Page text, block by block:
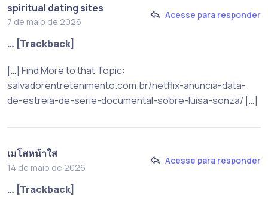
spiritual dating sites
7 de maio de 2026
Acesse para responder
… [Trackback]
[…] Find More to that Topic:
salvadorentretenimento.com.br/netflix-anuncia-data-
de-estreia-de-serie-documental-sobre-luisa-sonza/ […]
เมโสหน้าใส
14 de maio de 2026
Acesse para responder
… [Trackback]